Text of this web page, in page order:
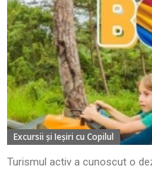
Excursii şi Ieşiri cu Copilul
Turismul activ a cunoscut o